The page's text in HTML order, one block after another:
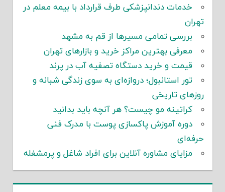
خدمات دندانپزشکی طرف قرارداد با بیمه معلم در
تهران
بررسی تمامی مسیرها از قم به مشهد
معرفی بهترین مراکز خرید و بازارهای تهران
قیمت و خرید دستگاه تصفیه آب در پرند
تور استانبول؛ دروازه‌ای به سوی زندگی شبانه و
روزهای تاریخی
کراتینه مو چیست؟ هر آنچه باید بدانید
دوره آموزش پاکسازی پوست با مدرک فنی
حرفه‌ای
مزایای مشاوره آنلاین برای افراد شاغل و پرمشغله